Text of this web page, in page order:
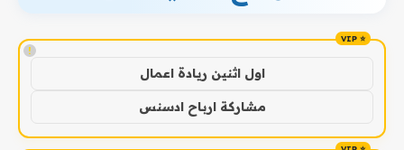
!
اول اثنين ريادة اعمال
مشاركة ارباح ادسنس